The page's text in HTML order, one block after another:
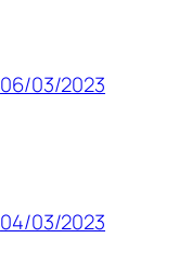
06/03/2023
04/03/2023